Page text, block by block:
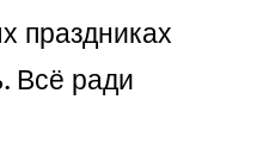
праздниках
Всё ради